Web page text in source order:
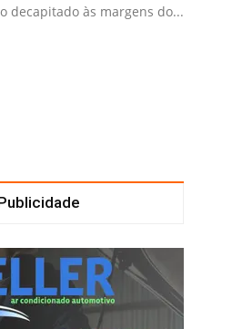
decapitado às margens do...